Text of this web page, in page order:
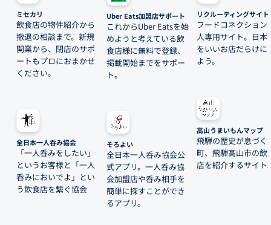
ミセカリ
飲食店の物件紹介から
撤退の相談まで。新規
開業から、閉店のサポ
ートもプロにおまかせ
ください。
全日本一人呑み協会
「一人呑みをしたい」
というお客様と「一人
呑みにおいでよ」とい
う飲食店を繋ぐ協会
Uber Eats加盟店サポート
これからUber Eatsを始
めようと考えている飲
食店様に無料で登録、
掲載開始までをサポー
ト。
そろよい
全日本一人呑み協会公
式アプリ。一人呑み協
会加盟店や呑み相手を
簡単に探すことができ
るアプリ。
リクルーティングサイト
フードコネクション
人専用サイト。日本
をいいお店だらけに
よう。
高山うまいもんマップ
飛騨の歴史が息づく
町、飛騨高山市の飲
店を紹介するサイト